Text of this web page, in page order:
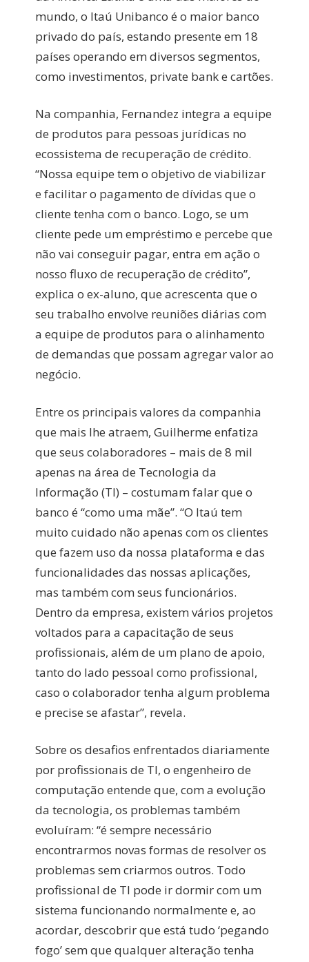
mundo, o Itaú Unibanco é o maior banco
privado do país, estando presente em 18
países operando em diversos segmentos,
como investimentos, private bank e cartões.
Na companhia, Fernandez integra a equipe
de produtos para pessoas jurídicas no
ecossistema de recuperação de crédito.
“Nossa equipe tem o objetivo de viabilizar
e facilitar o pagamento de dívidas que o
cliente tenha com o banco. Logo, se um
cliente pede um empréstimo e percebe que
não vai conseguir pagar, entra em ação o
nosso fluxo de recuperação de crédito”,
explica o ex-aluno, que acrescenta que o
seu trabalho envolve reuniões diárias com
a equipe de produtos para o alinhamento
de demandas que possam agregar valor ao
negócio.
Entre os principais valores da companhia
que mais lhe atraem, Guilherme enfatiza
que seus colaboradores – mais de 8 mil
apenas na área de Tecnologia da
Informação (TI) – costumam falar que o
banco é “como uma mãe”. “O Itaú tem
muito cuidado não apenas com os clientes
que fazem uso da nossa plataforma e das
funcionalidades das nossas aplicações,
mas também com seus funcionários.
Dentro da empresa, existem vários projetos
voltados para a capacitação de seus
profissionais, além de um plano de apoio,
tanto do lado pessoal como profissional,
caso o colaborador tenha algum problema
e precise se afastar”, revela.
Sobre os desafios enfrentados diariamente
por profissionais de TI, o engenheiro de
computação entende que, com a evolução
da tecnologia, os problemas também
evoluíram: “é sempre necessário
encontrarmos novas formas de resolver os
problemas sem criarmos outros. Todo
profissional de TI pode ir dormir com um
sistema funcionando normalmente e, ao
acordar, descobrir que está tudo ‘pegando
fogo’ sem que qualquer alteração tenha